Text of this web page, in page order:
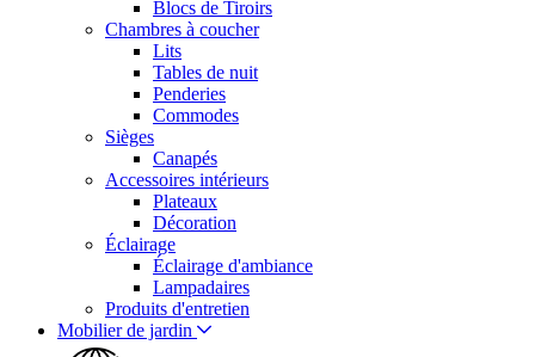
Blocs de Tiroirs
Chambres à coucher
Lits
Tables de nuit
Penderies
Commodes
Sièges
Canapés
Accessoires intérieurs
Plateaux
Décoration
Éclairage
Éclairage d'ambiance
Lampadaires
Produits d'entretien
Mobilier de jardin